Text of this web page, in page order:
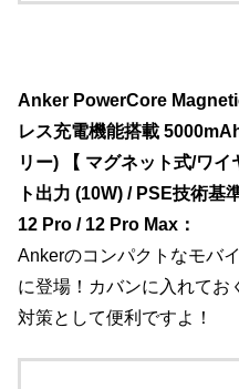
Anker PowerCore
レス充電機能搭載
リー) 【 マグネット式/ワ
ト出力 (10W) / PSE技術
12 Pro / 12 Pro Max：
Ankerのコンパクトなモバ
に登場！カバンに入れてお
対策として便利ですよ！